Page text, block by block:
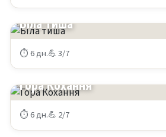
КАРПАТИ
Біла тиша
⏱ 6 дн.💪 3/7
КАРПАТИ
Гора Кохання
⏱ 6 дн.💪 2/7
КАРПАТИ